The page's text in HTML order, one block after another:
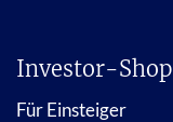
Investor-Shop
Für Einsteiger